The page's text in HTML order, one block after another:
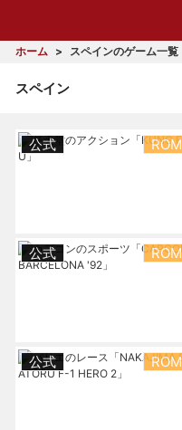
ホーム スペインのゲーム一覧
スペイン
公式 ROM
公式 ROM
公式 ROM